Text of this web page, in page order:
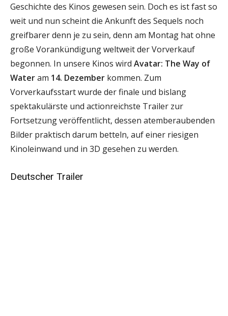
Geschichte des Kinos gewesen sein. Doch es ist fast so
weit und nun scheint die Ankunft des Sequels noch
greifbarer denn je zu sein, denn am Montag hat ohne
große Vorankündigung weltweit der Vorverkauf
begonnen. In unsere Kinos wird Avatar: The Way of
Wateram 14. Dezember kommen. Zum
Vorverkaufsstart wurde der finale und bislang
spektakulärste und actionreichste Trailer zur
Fortsetzung veröffentlicht, dessen atemberaubenden
Bilder praktisch darum betteln, auf einer riesigen
Kinoleinwand und in 3D gesehen zu werden.
Deutscher Trailer